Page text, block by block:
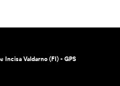
Incisa Valdarno (FI) - GPS